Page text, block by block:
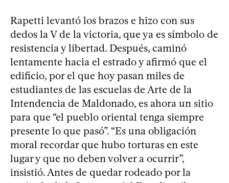
Rapetti levantó los brazos e hizo con sus
dedos la V de la victoria, que ya es símbolo de
resistencia y libertad. Después, caminó
lentamente hacia el estrado y afirmó que el
edificio, por el que hoy pasan miles de
estudiantes de las escuelas de Arte de la
Intendencia de Maldonado, es ahora un sitio
para que “el pueblo oriental tenga siempre
presente lo que pasó”. “Es una obligación
moral recordar que hubo torturas en este
lugar y que no deben volver a ocurrir”,
insistió. Antes de quedar rodeado por la